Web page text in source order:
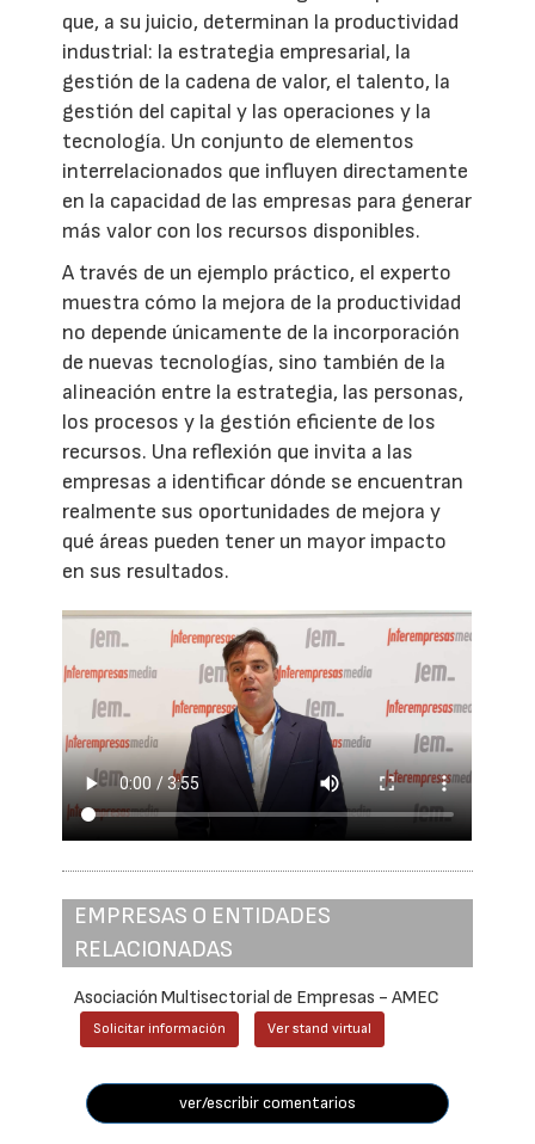
que, a su juicio, determinan la productividad
industrial: la estrategia empresarial, la
gestión de la cadena de valor, el talento, la
gestión del capital y las operaciones y la
tecnología. Un conjunto de elementos
interrelacionados que influyen directamente
en la capacidad de las empresas para generar
más valor con los recursos disponibles.
A través de un ejemplo práctico, el experto
muestra cómo la mejora de la productividad
no depende únicamente de la incorporación
de nuevas tecnologías, sino también de la
alineación entre la estrategia, las personas,
los procesos y la gestión eficiente de los
recursos. Una reflexión que invita a las
empresas a identificar dónde se encuentran
realmente sus oportunidades de mejora y
qué áreas pueden tener un mayor impacto
en sus resultados.
EMPRESAS O ENTIDADES
RELACIONADAS
Asociación Multisectorial de Empresas - AMEC
Solicitar información Ver stand virtual
ver/escribir comentarios